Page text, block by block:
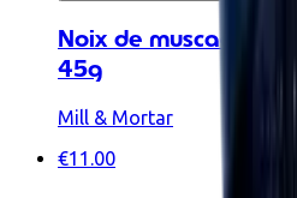
Noix de muscade
45g
Mill & Mortar
€11.00